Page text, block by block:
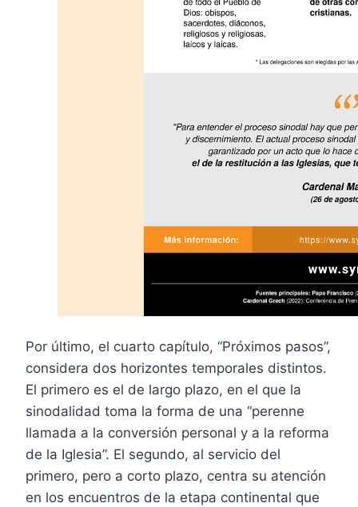
Por último, el cuarto capítulo, “Próximos pasos”,
considera dos horizontes temporales distintos.
El primero es el de largo plazo, en el que la
sinodalidad toma la forma de una “perenne
llamada a la conversión personal y a la reforma
de la Iglesia”. El segundo, al servicio del
primero, pero a corto plazo, centra su atención
en los encuentros de la etapa continental que